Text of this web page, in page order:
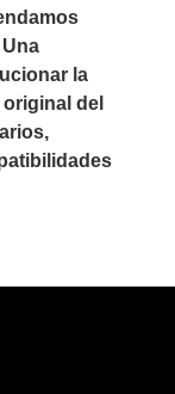
la
del